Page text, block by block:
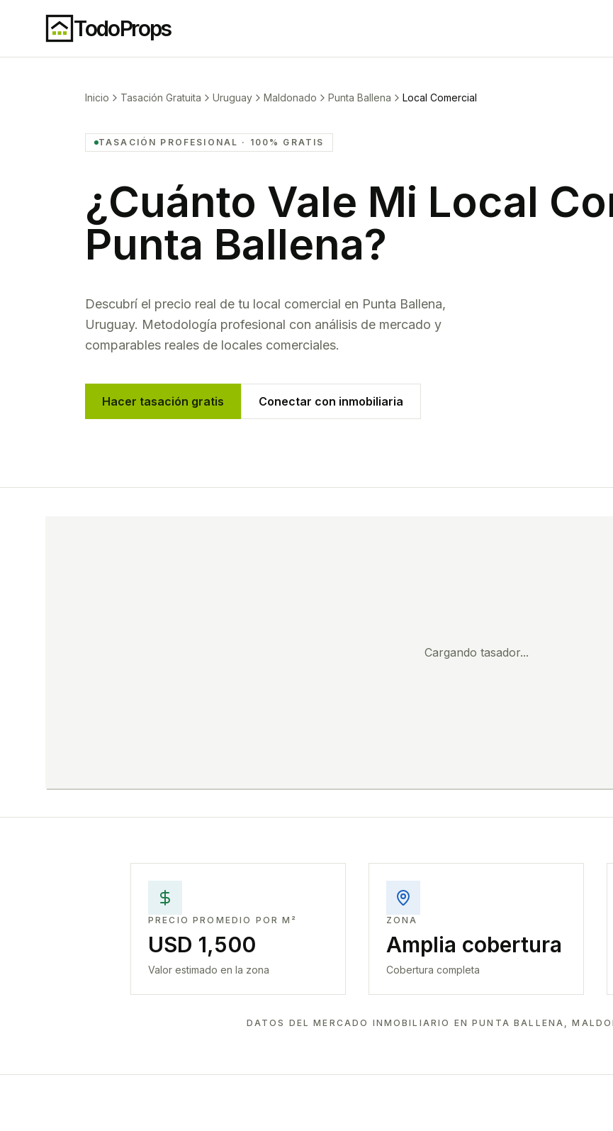
TodoProps
Inicio Tasación Gratuita Uruguay Maldonado Punta Ballena Local Comercial
TASACIÓN PROFESIONAL · 100% GRATIS
¿Cuánto Vale Mi Local
Punta Ballena?
Descubrí el precio real de tu local comercial en Punta Ballena,
Uruguay. Metodología profesional con análisis de mercado y
comparables reales de locales comerciales.
Hacer tasación gratis Conectar con inmobiliaria
Cargando tasador...
PRECIO PROMEDIO POR M²
USD 1,500
Valor estimado en la zona
ZONA
Amplia cobertura
Cobertura completa
DATOS DEL MERCADO INMOBILIARIO ENPUNTA BALLENA,